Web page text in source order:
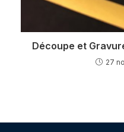
Découpe et
27